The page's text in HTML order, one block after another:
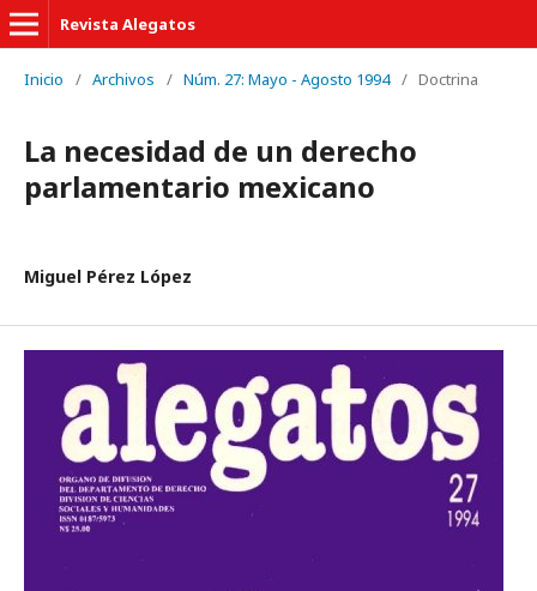
Revista Alegatos
Inicio / Archivos / Núm. 27: Mayo - Agosto 1994 / Doctrina
La necesidad de un derecho
parlamentario mexicano
Miguel Pérez López